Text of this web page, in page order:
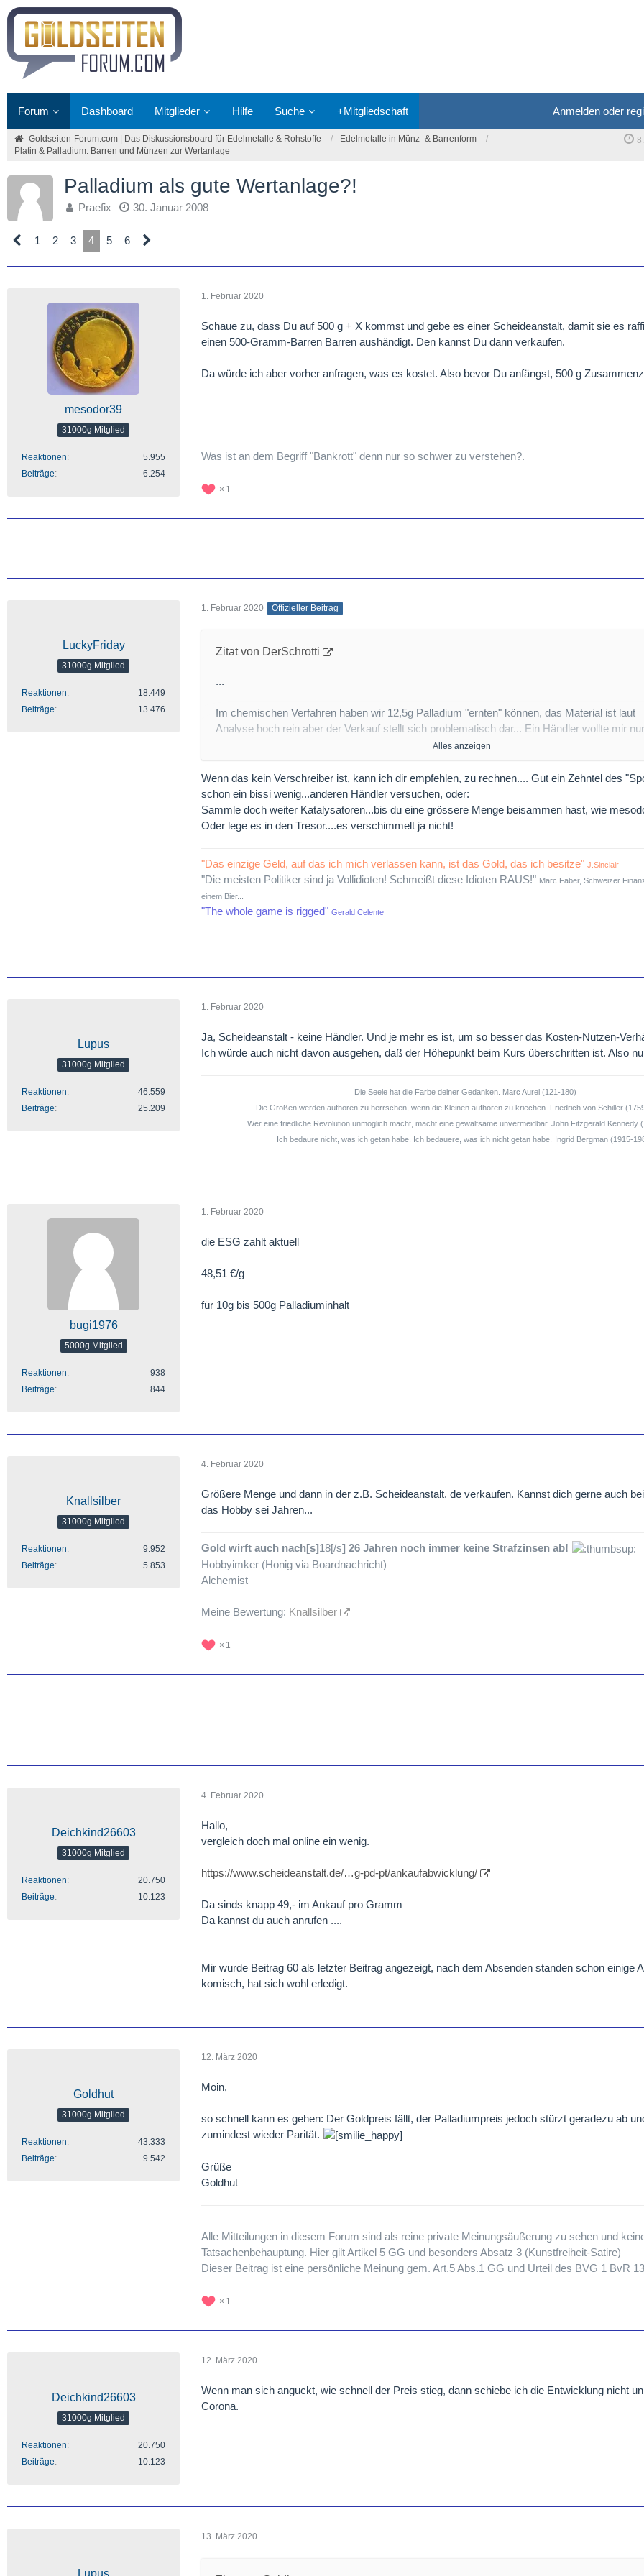
Forum Dashboard Mitglieder Hilfe Suche +Mitgliedschaft Anmelden oder
Goldseiten-Forum.com | Das Diskussionsboard für Edelmetalle & Rohstoffe
Edelmetalle in Münz- & Barrenform
Platin & Palladium: Barren und Münzen zur Wertanlage
Palladium als gute Wertanlage?!
Praefix 30. Januar 2008
1 2 3 4 5 6
mesodor39
31000g Mitglied
Reaktionen
5.955
Beiträge
6.254
1. Februar 2020
Schaue zu, dass Du auf 500 g + X kommst und gebe es einer Scheideanstalt, damit sie es
einen 500-Gramm-Barren Barren aushändigt. Den kannst Du dann verkaufen.
Da würde ich aber vorher anfragen, was es kostet. Also bevor Du anfängst, 500 g
Was ist an dem Begriff "Bankrott" denn nur so schwer zu verstehen?.
1
LuckyFriday
31000g Mitglied
Reaktionen
18.449
Beiträge
13.476
1. Februar 2020 Offizieller Beitrag
Zitat von DerSchrotti
...
Im chemischen Verfahren haben wir 12,5g Palladium "ernten" können, das Material ist laut
Analyse hoch rein aber der Verkauf stellt sich problematisch dar... Ein Händler wollte mir
Was könnt ihr mir empfehlen?
Grüße
Alles anzeigen
Wenn das kein Verschreiber ist, kann ich dir empfehlen, zu rechnen.... Gut ein Zehntel des
schon ein bissi wenig...anderen Händler versuchen, oder:
Sammle doch weiter Katalysatoren...bis du eine grössere Menge beisammen hast, wie
Oder lege es in den Tresor....es verschimmelt ja nicht!
"Das einzige Geld, auf das ich mich verlassen kann, ist das Gold, das ich besitze" J.Sinclair
"Die meisten Politiker sind ja Vollidioten! Schmeißt diese Idioten RAUS!" Marc Faber, Schweizer
einem Bier...
"The whole game is rigged" Gerald Celente
Lupus
31000g Mitglied
Reaktionen
46.559
Beiträge
25.209
1. Februar 2020
Ja, Scheideanstalt - keine Händler. Und je mehr es ist, um so besser das Kosten-Nutzen-
Ich würde auch nicht davon ausgehen, daß der Höhepunkt beim Kurs überschritten ist. Also
Die Seele hat die Farbe deiner Gedanken. Marc Aurel (121-180)
Die Großen werden aufhören zu herrschen, wenn die Kleinen aufhören zu kriechen. Friedrich von Schiller
Wer eine friedliche Revolution unmöglich macht, macht eine gewaltsame unvermeidbar. John Fitzgerald Kennedy
Ich bedaure nicht, was ich getan habe. Ich bedauere, was ich nicht getan habe.
Ingrid Bergman (1915-
bugi1976
5000g Mitglied
Reaktionen
938
Beiträge
844
1. Februar 2020
die ESG zahlt aktuell
48,51 €/g
für 10g bis 500g Palladiuminhalt
Knallsilber
31000g Mitglied
Reaktionen
9.952
Beiträge
5.853
4. Februar 2020
Größere Menge und dann in der z.B. Scheideanstalt. de verkaufen. Kannst dich gerne auch
das Hobby sei Jahren...
Gold wirft auch nach[s]18[/s] 26 Jahren noch immer keine Strafzinsen ab!
Hobbyimker (Honig via Boardnachricht)
Alchemist
Meine Bewertung: Knallsilber
1
Deichkind26603
31000g Mitglied
Reaktionen
20.750
Beiträge
10.123
4. Februar 2020
Hallo,
vergleich doch mal online ein wenig.
https://www.scheideanstalt.de/…g-pd-pt/ankaufabwicklung/
Da sinds knapp 49,- im Ankauf pro Gramm
Da kannst du auch anrufen ....
Mir wurde Beitrag 60 als letzter Beitrag angezeigt, nach dem Absenden standen schon einige
komisch, hat sich wohl erledigt.
Goldhut
31000g Mitglied
Reaktionen
43.333
Beiträge
9.542
12. März 2020
Moin,
so schnell kann es gehen: Der Goldpreis fällt, der Palladiumpreis jedoch stürzt geradezu ab
zumindest wieder Parität.
Grüße
Goldhut
Alle Mitteilungen in diesem Forum sind als reine private Meinungsäußerung zu sehen und
Tatsachenbehauptung. Hier gilt Artikel 5 GG und besonders Absatz 3 (Kunstfreiheit-Satire)
Dieser Beitrag ist eine persönliche Meinung gem. Art.5 Abs.1 GG und Urteil des BVG 1 BvR
1
Deichkind26603
31000g Mitglied
Reaktionen
20.750
Beiträge
10.123
12. März 2020
Wenn man sich anguckt, wie schnell der Preis stieg, dann schiebe ich die Entwicklung nicht
Corona.
Lupus
13. März 2020